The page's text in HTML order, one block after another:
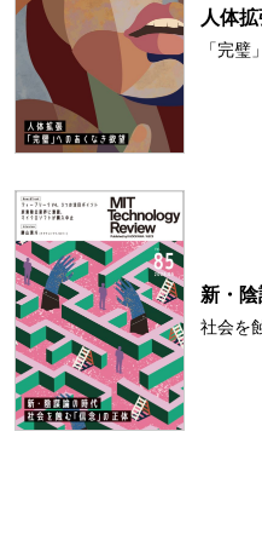
人体
「完璧
新・
社会を